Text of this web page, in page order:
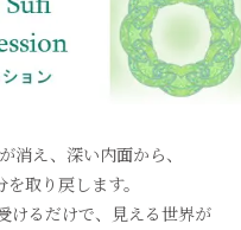
消え、深い内面から、
取り戻します。
けるだけで、見える世界が